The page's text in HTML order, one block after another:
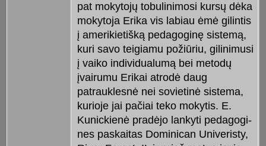
pat mokytojų tobulinimosi kursų dėka
mokytoja Erika vis labiau ėmė gilintis
į amerikietišką pedagoginę sistemą,
kuri savo teigiamu požiūriu, gilinimusi
į vaiko individualumą bei metodų
įvairumu Erikai atrodė daug
patrauklesnė nei sovietinė sistema,
kurioje jai pačiai teko mokytis. E.
Kunickienė pradėjo lankyti pedagogi­
nes paskaitas Dominican Univeristy,